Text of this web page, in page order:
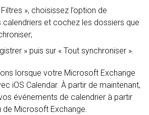
», choisissez l’option de
calendriers et cochez les dossiers que
» puis sur « Tout synchroniser ».
lorsque votre Microsoft Exchange
iOS Calendar. À partir de maintenant,
événements de calendrier à partir
de Microsoft Exchange.